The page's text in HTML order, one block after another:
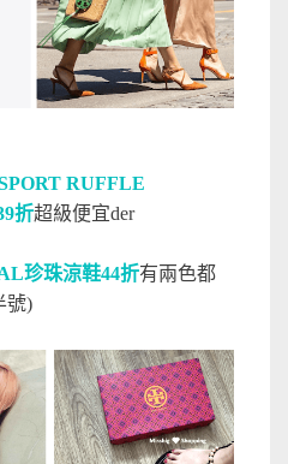
RUFFLE
折超級便宜der
珍珠涼鞋44折有兩色都
號)